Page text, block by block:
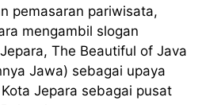
pemasaran pariwisata,
mengambil slogan
The Beautiful of Java
Jawa) sebagai upaya
Jepara sebagai pusat